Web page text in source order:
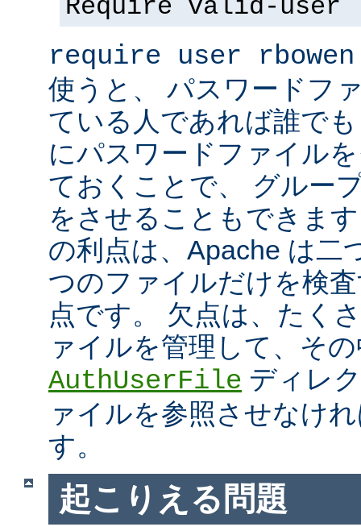
Require valid-user
require user rbowen
使うと、 パスワードフ
ている人であれば誰で
にパスワードファイル
ておくことで、 グルー
をさせることもできま
の利点は、Apache は二
つのファイルだけを検
点です。 欠点は、たく
ァイルを管理して、そ
AuthUserFile ディレ
ァイルを参照させなけ
す。
起こりえる問題